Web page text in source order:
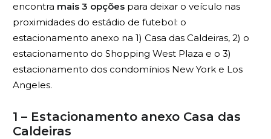
encontra mais 3 opções para deixar o veículo nas
proximidades do estádio de futebol: o
estacionamento anexo na 1) Casa das Caldeiras, 2) o
estacionamento do Shopping West Plaza e o 3)
estacionamento dos condomínios New York e Los
Angeles.
1 – Estacionamento anexo Casa das
Caldeiras